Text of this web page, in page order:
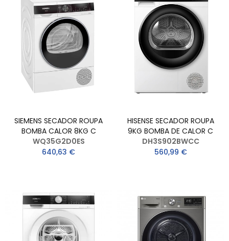
SIEMENS SECADOR ROUPA
BOMBA CALOR 8KG C
WQ35G2D0ES
640,63 €
HISENSE SECADOR ROUPA
9KG BOMBA DE CALOR C
DH3S902BWCC
560,99 €